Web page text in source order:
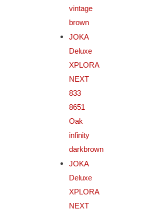
vintage
brown
JOKA
Deluxe
XPLORA
NEXT
833
8651
Oak
infinity
darkbrown
JOKA
Deluxe
XPLORA
NEXT